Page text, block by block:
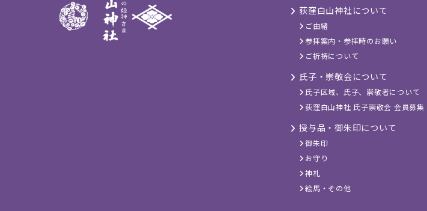
荻窪白山神社について
ご由緒
参拝案内・参拝時のお願い
ご祈祷について
氏子・崇敬会について
氏子区域、氏子、崇敬者について
荻窪白山神社 氏子崇敬会 会員募集
授与品・御朱印について
御朱印
お守り
神札
絵馬・その他